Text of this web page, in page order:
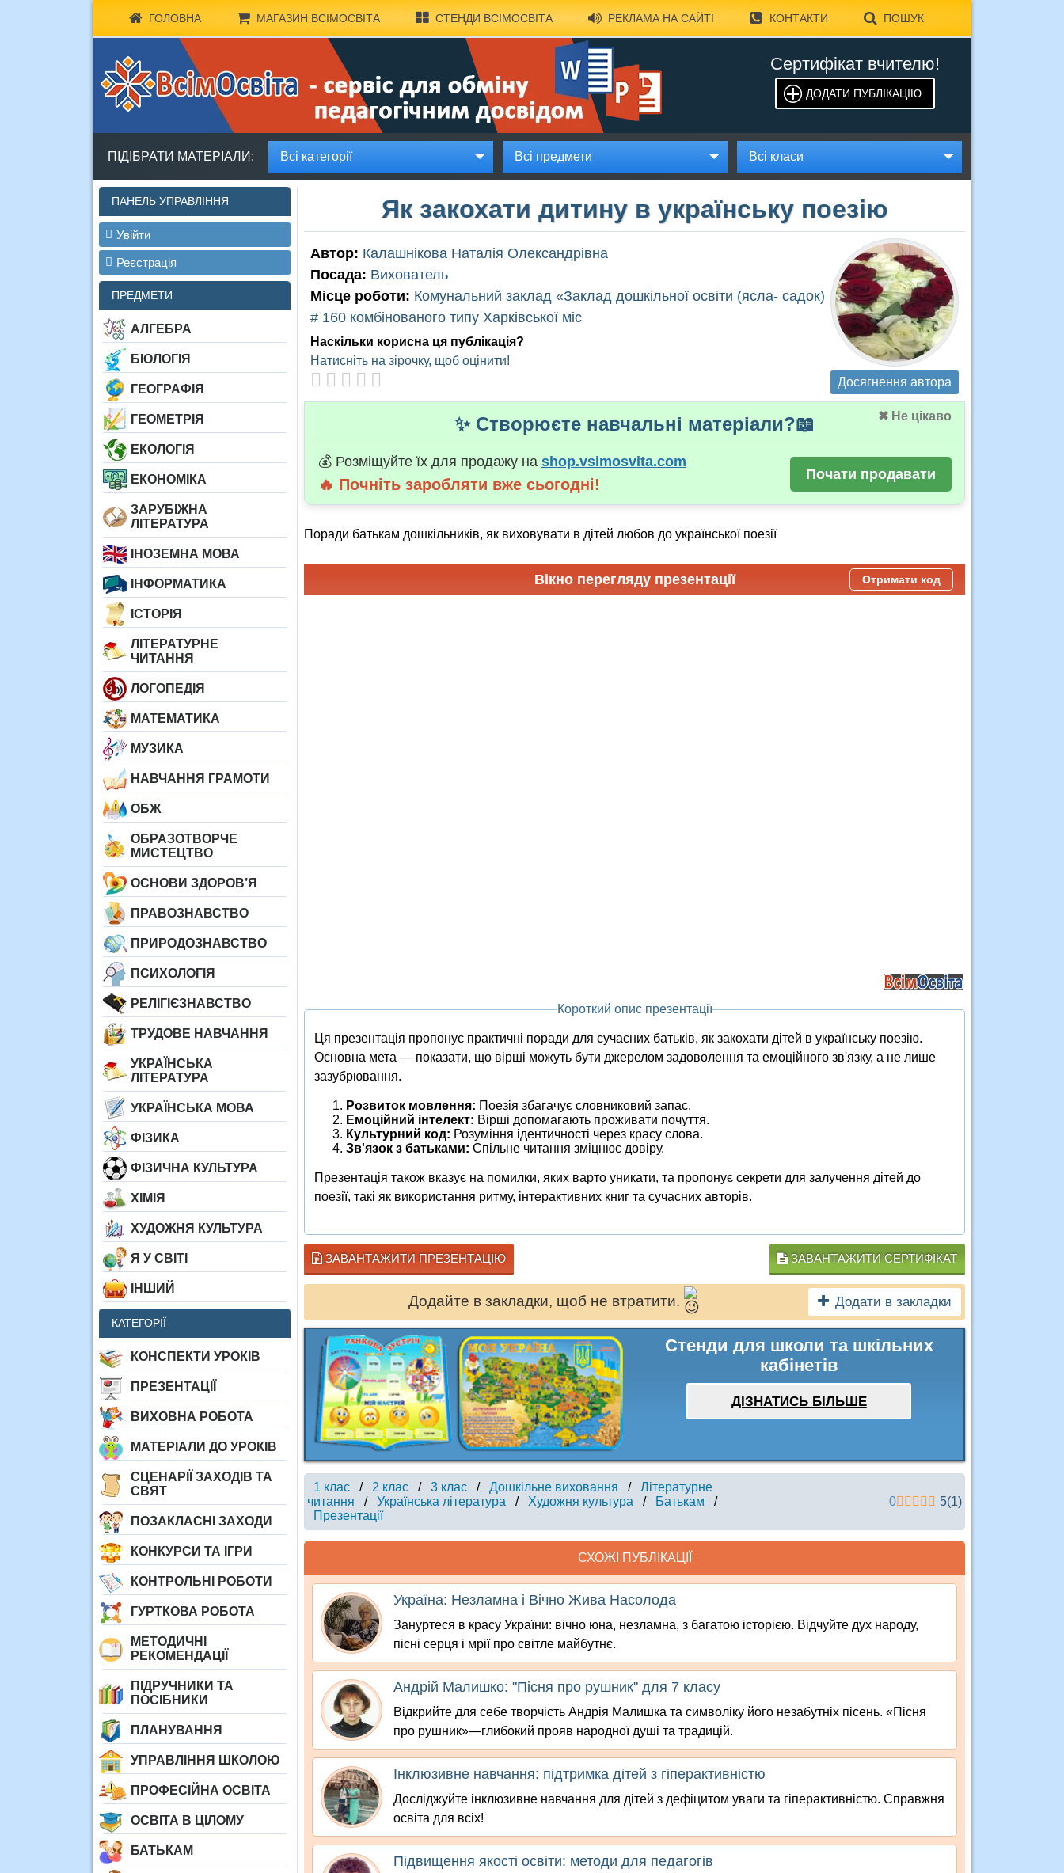
ГОЛОВНА МАГАЗИН ВСІМОСВІТА СТЕНДИ ВСІМОСВІТА РЕКЛАМА НА САЙТІ КОНТАКТИ ПОШУК
Сертифікат вчителю!
ДОДАТИ ПУБЛІКАЦІЮ
ПІДІБРАТИ МАТЕРІАЛИ: Всі категорії Всі предмети Всі класи
ПАНЕЛЬ УПРАВЛІННЯ
Увійти
Реєстрація
ПРЕДМЕТИ
АЛГЕБРА
БІОЛОГІЯ
ГЕОГРАФІЯ
ГЕОМЕТРІЯ
ЕКОЛОГІЯ
ЕКОНОМІКА
ЗАРУБІЖНА
ЛІТЕРАТУРА
ІНОЗЕМНА МОВА
ІНФОРМАТИКА
ІСТОРІЯ
ЛІТЕРАТУРНЕ
ЧИТАННЯ
ЛОГОПЕДІЯ
МАТЕМАТИКА
МУЗИКА
НАВЧАННЯ ГРАМОТИ
ОБЖ
ОБРАЗОТВОРЧЕ
МИСТЕЦТВО
ОСНОВИ ЗДОРОВ’Я
ПРАВОЗНАВСТВО
ПРИРОДОЗНАВСТВО
ПСИХОЛОГІЯ
РЕЛІГІЄЗНАВСТВО
ТРУДОВЕ НАВЧАННЯ
УКРАЇНСЬКА
ЛІТЕРАТУРА
УКРАЇНСЬКА МОВА
ФІЗИКА
ФІЗИЧНА КУЛЬТУРА
ХІМІЯ
ХУДОЖНЯ КУЛЬТУРА
Я У СВІТІ
ІНШИЙ
КАТЕГОРІЇ
КОНСПЕКТИ УРОКІВ
ПРЕЗЕНТАЦІЇ
ВИХОВНА РОБОТА
МАТЕРІАЛИ ДО УРОКІВ
СЦЕНАРІЇ ЗАХОДІВ ТА
СВЯТ
ПОЗАКЛАСНІ ЗАХОДИ
КОНКУРСИ ТА ІГРИ
КОНТРОЛЬНІ РОБОТИ
ГУРТКОВА РОБОТА
МЕТОДИЧНІ
РЕКОМЕНДАЦІЇ
ПІДРУЧНИКИ ТА
ПОСІБНИКИ
ПЛАНУВАННЯ
УПРАВЛІННЯ ШКОЛОЮ
ПРОФЕСІЙНА ОСВІТА
ОСВІТА В ЦІЛОМУ
БАТЬКАМ
Як закохати дитину в українську поезію
Автор: Калашнікова Наталія Олександрівна
Посада: Вихователь
Місце роботи: Комунальний заклад «Заклад дошкільної освіти (ясла- садок)
# 160 комбінованого типу Харківської міс
Наскільки корисна ця публікація?
Натисніть на зірочку, щоб оцінити!
Досягнення автора
✖ Не цікаво
✨ Створюєте навчальні матеріали?📖
💰 Розміщуйте їх для продажу на shop.vsimosvita.com
🔥 Почніть заробляти вже сьогодні!
Почати продавати
Поради батькам дошкільників, як виховувати в дітей любов до української поезії
Вікно перегляду презентації Отримати код
Короткий опис презентації
Ця презентація пропонує практичні поради для сучасних батьків, як закохати дітей в українську поезію.
Основна мета — показати, що вірші можуть бути джерелом задоволення та емоційного зв'язку, а не лише
зазубрювання.
Розвиток мовлення: Поезія збагачує словниковий запас.
Емоційний інтелект: Вірші допомагають проживати почуття.
Культурний код: Розуміння ідентичності через красу слова.
Зв'язок з батьками: Спільне читання зміцнює довіру.
Презентація також вказує на помилки, яких варто уникати, та пропонує секрети для залучення дітей до
поезії, такі як використання ритму, інтерактивних книг та сучасних авторів.
ЗАВАНТАЖИТИ ПРЕЗЕНТАЦІЮ ЗАВАНТАЖИТИ СЕРТИФІКАТ
Додайте в закладки, щоб не втратити. Додати в закладки
Стенди для школи та шкільних
кабінетів
ДІЗНАТИСЬ БІЛЬШЕ
1 клас / 2 клас / 3 клас / Дошкільне виховання /
Літературне
читання
/ Українська література / Художня культура / Батькам
/
Презентації
0 5(1)
СХОЖІ ПУБЛІКАЦІЇ
Україна: Незламна і Вічно Жива Насолода
Зануртеся в красу України: вічно юна, незламна, з багатою історією. Відчуйте дух народу,
пісні серця і мрії про світле майбутнє.
Андрій Малишко: "Пісня про рушник" для 7 класу
Відкрийте для себе творчість Андрія Малишка та символіку його незабутніх пісень. «Пісня
про рушник»—глибокий прояв народної душі та традицій.
Інклюзивне навчання: підтримка дітей з гіперактивністю
Досліджуйте інклюзивне навчання для дітей з дефіцитом уваги та гіперактивністю. Справжня
освіта для всіх!
Підвищення якості освіти: методи для педагогів